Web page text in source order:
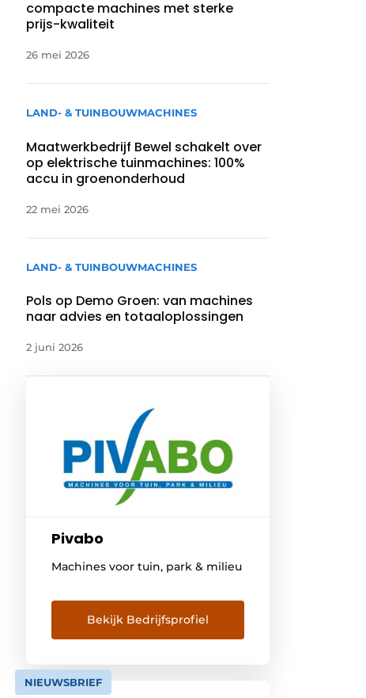
compacte machines met sterke
prijs-kwaliteit
26 mei 2026
LAND- & TUINBOUWMACHINES
Maatwerkbedrijf Bewel schakelt over
op elektrische tuinmachines: 100%
accu in groenonderhoud
22 mei 2026
LAND- & TUINBOUWMACHINES
Pols op Demo Groen: van machines
naar advies en totaaloplossingen
2 juni 2026
Pivabo
Machines voor tuin, park & milieu
Bekijk Bedrijfsprofiel
NIEUWSBRIEF